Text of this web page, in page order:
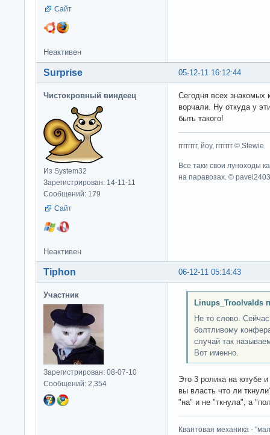
Сайт
Неактивен
05-12-11 16:12:44
Surprise
Чистокровный виндеец
Из System32
Зарегистрирован: 14-11-11
Сообщений: 179
Сайт
Сегодня всех знакомых
ворчали. Ну откуда у
быть такого!
гггггггг, йоу, ггггггг © Stewie
Все таки свои луноходы
на паравозах. © pavel2403
Неактивен
06-12-11 05:14:43
Tiphon
Участник
Зарегистрирован: 08-07-10
Сообщений: 2,354
Linups_Troolvalds
Не то слово.
болтливому
случай так
Вот именно.
Это 3 ролика на ютубе и
вы власть что ли
"на" и не "ткнула", а
Квантовая механика -